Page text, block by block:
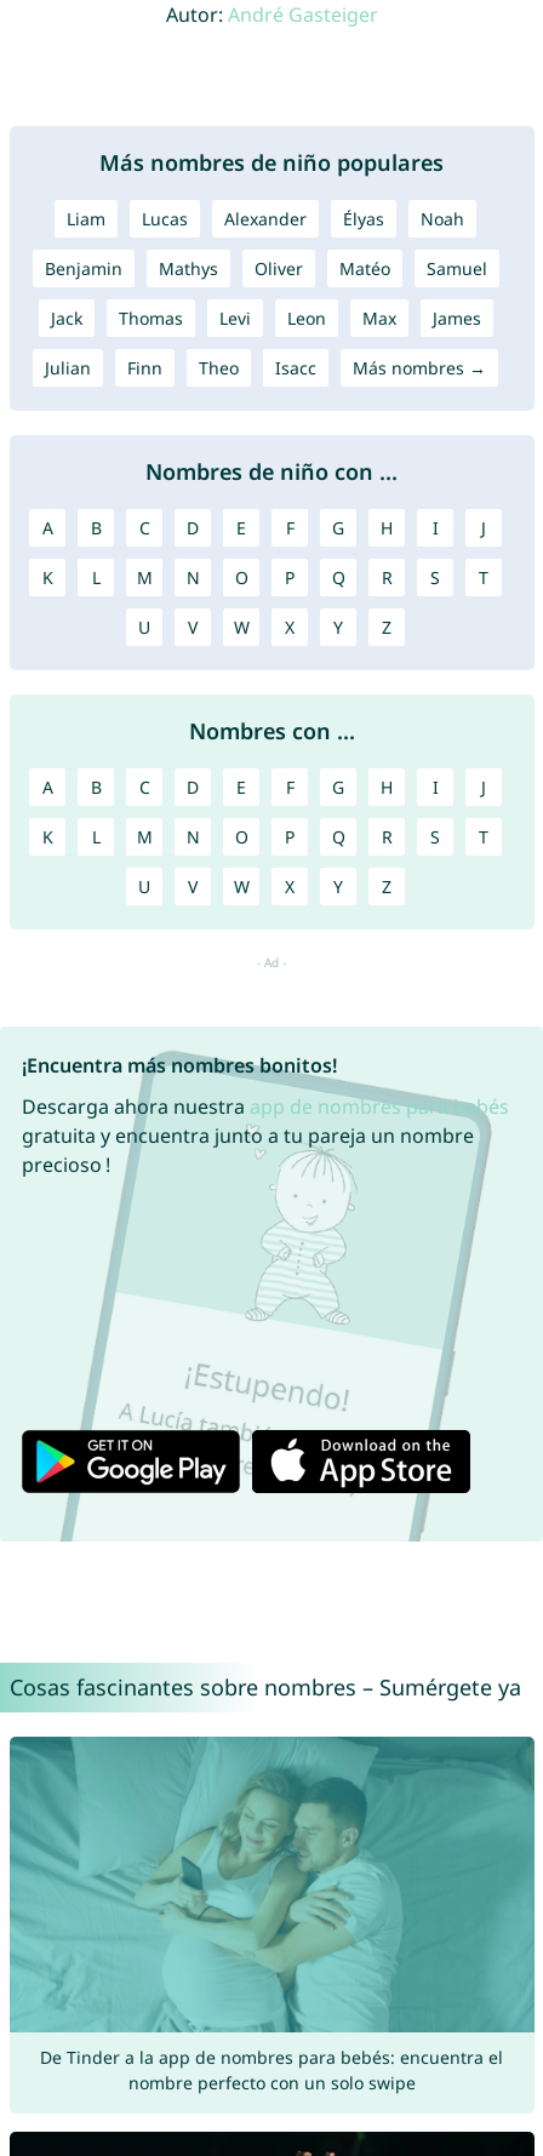
Autor: André Gasteiger
Más nombres de niño populares
Liam Lucas Alexander Élyas Noah
Benjamin Mathys Oliver Matéo Samuel
Jack Thomas Levi Leon Max James
Julian Finn Theo Isacc Más nombres →
Nombres de niño con ...
A B C D E F G H I J
K L M N O P Q R S T
U V W X Y Z
Nombres con ...
A B C D E F G H I J
K L M N O P Q R S T
U V W X Y Z
¡Encuentra más nombres bonitos!
Descarga ahora nuestra app de nombres para bebés
gratuita y encuentra junto a tu pareja un nombre
precioso !
Cosas fascinantes sobre nombres – Sumérgete ya
De Tinder a la app de nombres para bebés: encuentra el
nombre perfecto con un solo swipe